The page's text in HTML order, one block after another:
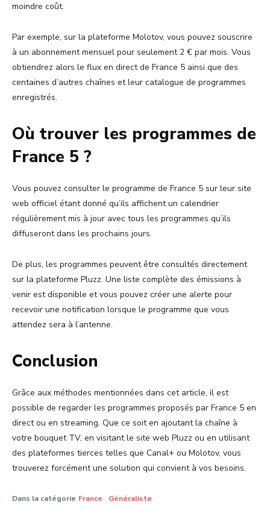
moindre coût.
Par exemple, sur la plateforme Molotov, vous pouvez souscrire
à un abonnement mensuel pour seulement 2 € par mois. Vous
obtiendrez alors le flux en direct de France 5 ainsi que des
centaines d’autres chaînes et leur catalogue de programmes
enregistrés.
Où trouver les programmes de
France 5 ?
Vous pouvez consulter le programme de France 5 sur leur site
web officiel étant donné qu’ils affichent un calendrier
régulièrement mis à jour avec tous les programmes qu’ils
diffuseront dans les prochains jours.
De plus, les programmes peuvent être consultés directement
sur la plateforme Pluzz. Une liste complète des émissions à
venir est disponible et vous pouvez créer une alerte pour
recevoir une notification lorsque le programme que vous
attendez sera à l’antenne.
Conclusion
Grâce aux méthodes mentionnées dans cet article, il est
possible de regarder les programmes proposés par France 5 en
direct ou en streaming. Que ce soit en ajoutant la chaîne à
votre bouquet TV, en visitant le site web Pluzz ou en utilisant
des plateformes tierces telles que Canal+ ou Molotov, vous
trouverez forcément une solution qui convient à vos besoins.
Dans la catégorie France Généraliste